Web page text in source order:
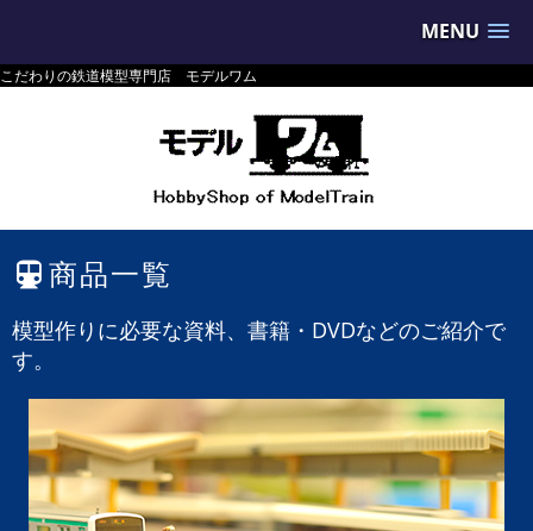
MENU
こだわりの鉄道模型専門店 モデルワム
商品一覧
模型作りに必要な資料、書籍・DVDなどのご紹介で
す。